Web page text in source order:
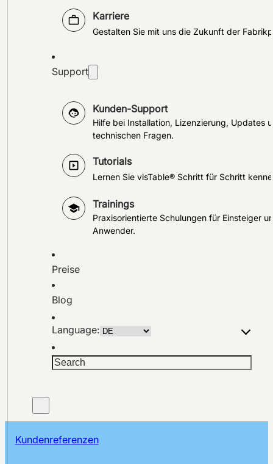
Karriere
Gestalten Sie mit uns die Zukunft der
Support
Kunden-Support
Hilfe bei Installation, Lizenzierung, Updates
technischen Fragen.
Tutorials
Lernen Sie visTable® Schritt für Schritt
Trainings
Praxisorientierte Schulungen für Einsteiger
Anwender.
Preise
Blog
Language:
Suchen
Kundenreferenzen